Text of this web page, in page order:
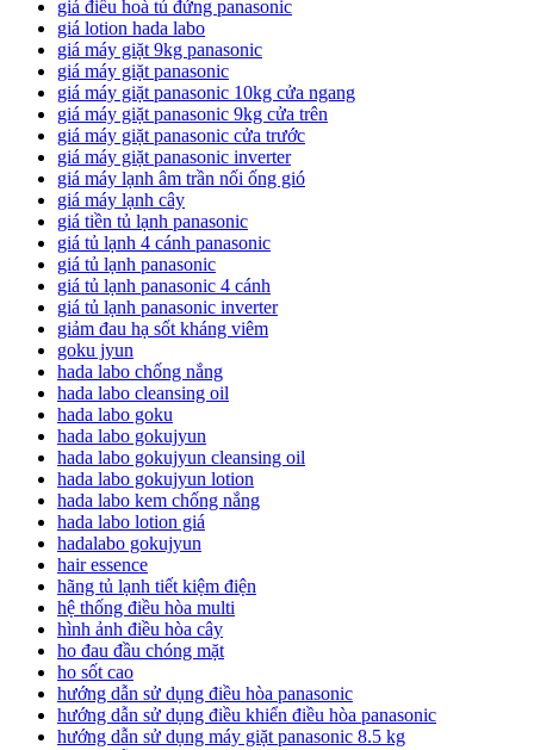
giá điều hoà tủ đứng panasonic
giá lotion hada labo
giá máy giặt 9kg panasonic
giá máy giặt panasonic
giá máy giặt panasonic 10kg cửa ngang
giá máy giặt panasonic 9kg cửa trên
giá máy giặt panasonic cửa trước
giá máy giặt panasonic inverter
giá máy lạnh âm trần nối ống gió
giá máy lạnh cây
giá tiền tủ lạnh panasonic
giá tủ lạnh 4 cánh panasonic
giá tủ lạnh panasonic
giá tủ lạnh panasonic 4 cánh
giá tủ lạnh panasonic inverter
giảm đau hạ sốt kháng viêm
goku jyun
hada labo chống nắng
hada labo cleansing oil
hada labo goku
hada labo gokujyun
hada labo gokujyun cleansing oil
hada labo gokujyun lotion
hada labo kem chống nắng
hada labo lotion giá
hadalabo gokujyun
hair essence
hãng tủ lạnh tiết kiệm điện
hệ thống điều hòa multi
hình ảnh điều hòa cây
ho đau đầu chóng mặt
ho sốt cao
hướng dẫn sử dụng điều hòa panasonic
hướng dẫn sử dụng điều khiển điều hòa panasonic
hướng dẫn sử dụng máy giặt panasonic 8.5 kg